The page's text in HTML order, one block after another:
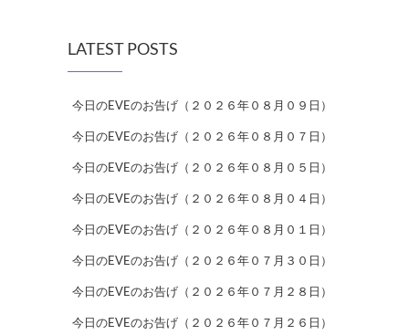
LATEST POSTS
今日のEVEのお告げ（２０２６年０８月０９日）
今日のEVEのお告げ（２０２６年０８月０７日）
今日のEVEのお告げ（２０２６年０８月０５日）
今日のEVEのお告げ（２０２６年０８月０４日）
今日のEVEのお告げ（２０２６年０８月０１日）
今日のEVEのお告げ（２０２６年０７月３０日）
今日のEVEのお告げ（２０２６年０７月２８日）
今日のEVEのお告げ（２０２６年０７月２６日）